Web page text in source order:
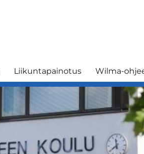
Liikuntapainotus Wilma-